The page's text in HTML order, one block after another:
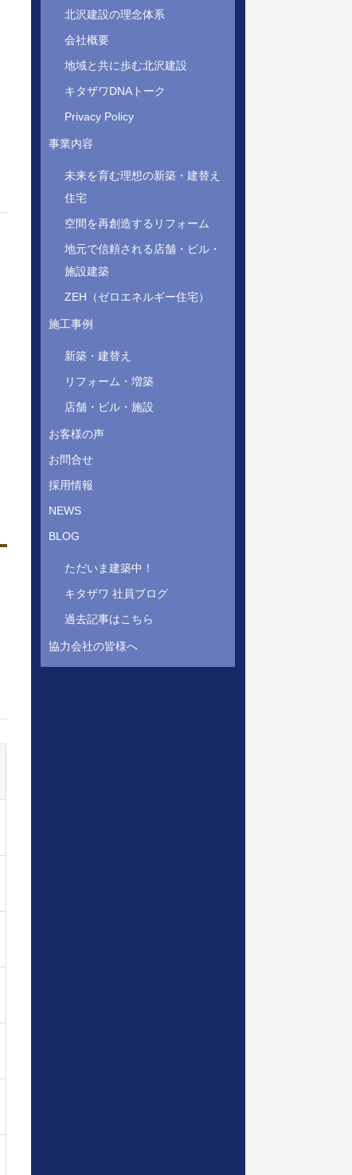
北沢建設の理念体系
会社概要
地域と共に歩む北沢建設
キタザワDNAトーク
Privacy Policy
事業内容
未来を育む理想の新築・建替え
住宅
空間を再創造するリフォーム
地元で信頼される店舗・ビル・
施設建築
ZEH（ゼロエネルギー住宅）
施工事例
新築・建替え
リフォーム・増築
店舗・ビル・施設
お客様の声
お問合せ
採用情報
NEWS
BLOG
ただいま建築中！
キタザワ 社員ブログ
過去記事はこちら
協力会社の皆様へ